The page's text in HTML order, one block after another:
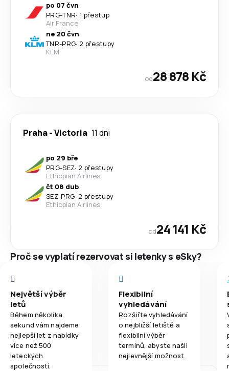
po 07 čvn
PRG-TNR· 1 přestup
Air France
ne 20 čvn
TNR-PRG· 2 přestupy
KLM
od28 878 Kč
Praha-Victoria 11 dni
po 29 bře
PRG-SEZ· 2 přestupy
Ethiopian Airlines
čt 08 dub
SEZ-PRG· 2 přestupy
Ethiopian Airlines
od24 141 Kč
Proč se vyplatí rezervovat si letenky s eSky?
Největší výběr
letů
Během několika
sekund vám najdeme
nejlepší let z nabídky
více než 500
leteckých
společností.
Flexibilní
vyhledávání
Rozšiřte vyhledávání
o nejbližší letiště a
flexibilní výběr
termínů, abyste našli
nejlevnější možnost.